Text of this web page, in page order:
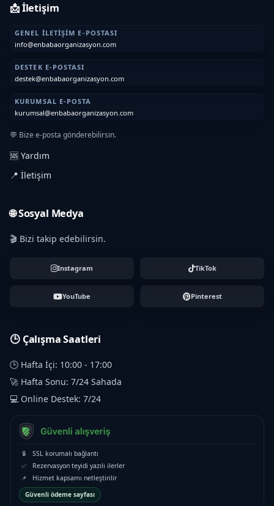
📩 İletişim
GENEL İLETIŞIM E-POSTASI
info@enbabaorganizasyon.com
DESTEK E-POSTASI
destek@enbabaorganizasyon.com
KURUMSAL E-POSTA
kurumsal@enbabaorganizasyon.com
💬 Bize e-posta gönderebilirsin.
🆘 Yardım
📍 İletişim
🌐 Sosyal Medya
🎬 Bizi takip edebilirsin.
Instagram TikTok
YouTube Pinterest
🕒 Çalışma Saatleri
🕒 Hafta İçi: 10:00 - 17:00
🚀 Hafta Sonu: 7/24 Sahada
💻 Online Destek: 7/24
🔒
SSL korumalı bağlantı
✅
Rezervasyon teyidi yazılı ilerler
📌
Hizmet kapsamı netleştirilir
Güvenli ödeme sayfası